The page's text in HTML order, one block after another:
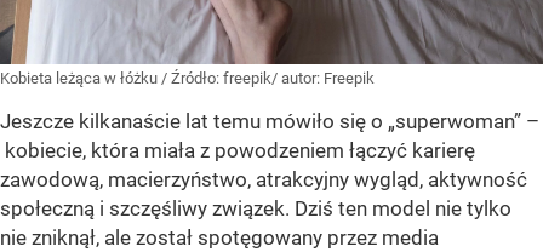
Kobieta leżąca w łóżku / Źródło: freepik/ autor: Freepik
Jeszcze kilkanaście lat temu mówiło się o „superwoman” –
kobiecie, która miała z powodzeniem łączyć karierę
zawodową, macierzyństwo, atrakcyjny wygląd, aktywność
społeczną i szczęśliwy związek. Dziś ten model nie tylko
nie zniknął, ale został spotęgowany przez media